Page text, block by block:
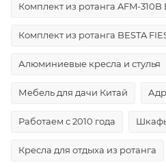
Комплект из ротанга AFM-
Комплект из ротанга BESTA
Алюминиевые кресла и стулья
Мебель для дачи Китай
Работаем с 2010 года
Кресла для отдыха из ротанга